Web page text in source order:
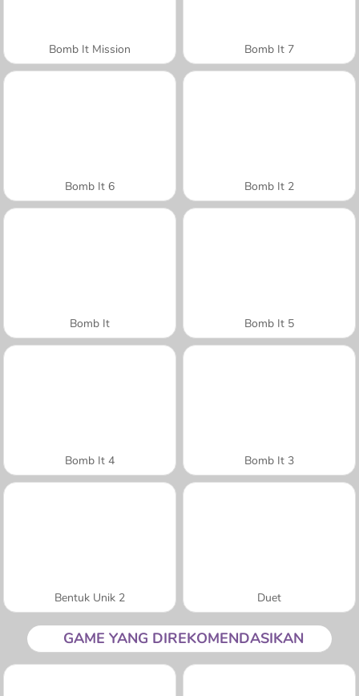
Bomb It Mission Bomb It 7
Bomb It 6 Bomb It 2
Bomb It Bomb It 5
Bomb It 4 Bomb It 3
Bentuk Unik 2 Duet
GAME YANG DIREKOMENDASIKAN